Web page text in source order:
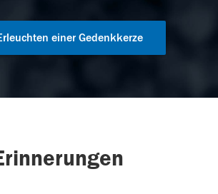
einer Gedenkkerze